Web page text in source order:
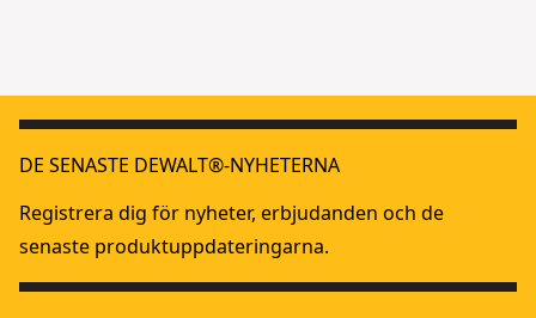
DE SENASTE DEWALT®-NYHETERNA
Registrera dig för nyheter, erbjudanden och de
senaste produktuppdateringarna.